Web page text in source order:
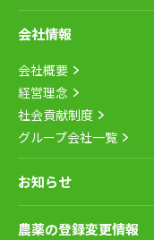
会社情報
会社概要
経営理念
社会貢献制度
グループ会社一覧
お知らせ
農薬の登録変更情報